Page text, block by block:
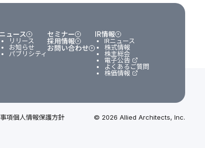
ニュース
リリース
お知らせ
パブリシティ
セミナー
採用情報
お問い合わせ
IR情報
IRニュース
株式情報
株主総会
電子公告
よくあるご質問
株価情報
項個人情報保護方針 © 2026 Allied Architects, Inc.